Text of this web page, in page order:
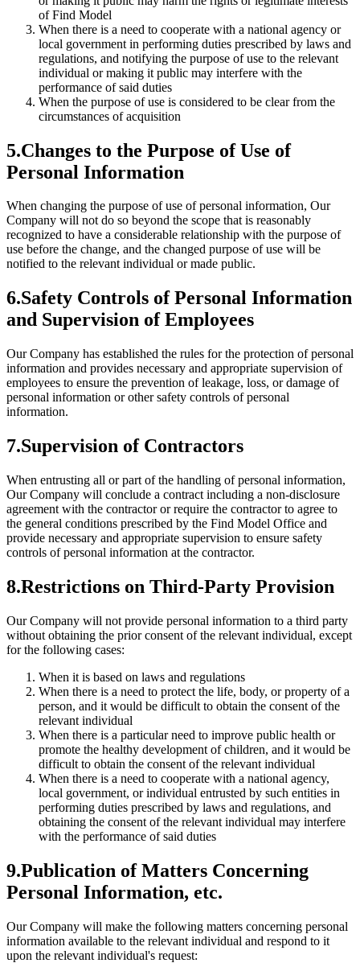
of Find Model
When there is a need to cooperate with a national agency or
local government in performing duties prescribed by laws and
regulations, and notifying the purpose of use to the relevant
individual or making it public may interfere with the
performance of said duties
When the purpose of use is considered to be clear from the
circumstances of acquisition
5.Changes to the Purpose of Use of
Personal Information
When changing the purpose of use of personal information, Our
Company will not do so beyond the scope that is reasonably
recognized to have a considerable relationship with the purpose of
use before the change, and the changed purpose of use will be
notified to the relevant individual or made public.
6.Safety Controls of Personal Information
and Supervision of Employees
Our Company has established the rules for the protection of personal
information and provides necessary and appropriate supervision of
employees to ensure the prevention of leakage, loss, or damage of
personal information or other safety controls of personal
information.
7.Supervision of Contractors
When entrusting all or part of the handling of personal information,
Our Company will conclude a contract including a non-disclosure
agreement with the contractor or require the contractor to agree to
the general conditions prescribed by the Find Model Office and
provide necessary and appropriate supervision to ensure safety
controls of personal information at the contractor.
8.Restrictions on Third-Party Provision
Our Company will not provide personal information to a third party
without obtaining the prior consent of the relevant individual, except
for the following cases:
When it is based on laws and regulations
When there is a need to protect the life, body, or property of a
person, and it would be difficult to obtain the consent of the
relevant individual
When there is a particular need to improve public health or
promote the healthy development of children, and it would be
difficult to obtain the consent of the relevant individual
When there is a need to cooperate with a national agency,
local government, or individual entrusted by such entities in
performing duties prescribed by laws and regulations, and
obtaining the consent of the relevant individual may interfere
with the performance of said duties
9.Publication of Matters Concerning
Personal Information, etc.
Our Company will make the following matters concerning personal
information available to the relevant individual and respond to it
upon the relevant individual's request: